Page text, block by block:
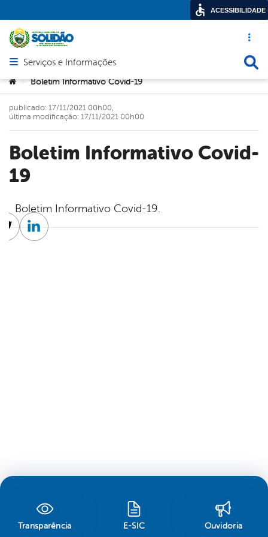
Acesso
Abrir menu principal de navegação
Serviços e Informações
Você está aqui:
> Boletim Informativo Covid-19
Boletim Informativo Covid-
19
publicado: 17/11/2021 00h00,
última modificação: 17/11/2021 00h00
Boletim Informativo Covid-19.
TwitterLinkedin
Transparência E-SIC Ouvidoria
ACESSIBILIDADE